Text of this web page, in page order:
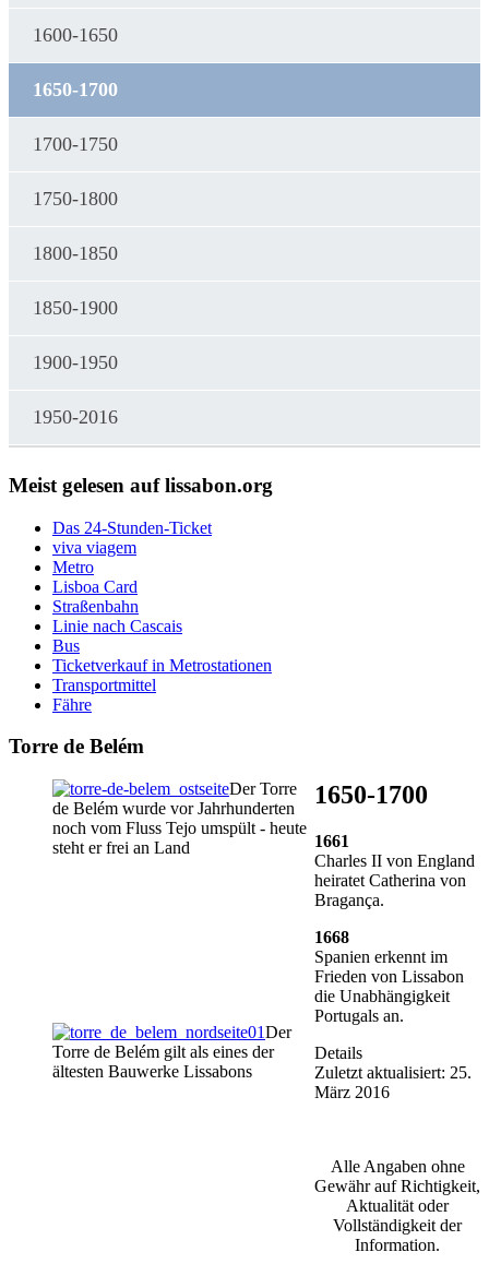
1600-1650
1650-1700
1700-1750
1750-1800
1800-1850
1850-1900
1900-1950
1950-2016
Meist gelesen auf lissabon.org
Das 24-Stunden-Ticket
viva viagem
Metro
Lisboa Card
Straßenbahn
Linie nach Cascais
Bus
Ticketverkauf in Metrostationen
Transportmittel
Fähre
Torre de Belém
Der Torre
de Belém wurde vor Jahrhunderten
noch vom Fluss Tejo umspült - heute
steht er frei an Land
Der
Torre de Belém gilt als eines der
ältesten Bauwerke Lissabons
1650-1700
1661
Charles II von England
heiratet Catherina von
Bragança.
1668
Spanien erkennt im
Frieden von Lissabon
die Unabhängigkeit
Portugals an.
Details
Zuletzt aktualisiert: 25.
März 2016
Alle Angaben ohne
Gewähr auf Richtigkeit,
Aktualität oder
Vollständigkeit der
Information.